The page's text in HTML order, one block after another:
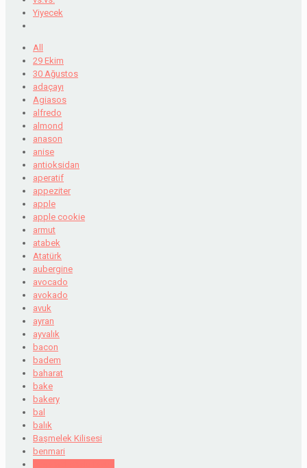
Yiyecek
All
29 Ekim
30 Ağustos
adaçayı
Agiasos
alfredo
almond
anason
anise
antioksidan
aperatif
appeziter
apple
apple cookie
armut
atabek
Atatürk
aubergine
avocado
avokado
avuk
ayran
ayvalık
bacon
badem
baharat
bake
bakery
bal
balık
Başmelek Kilisesi
benmari